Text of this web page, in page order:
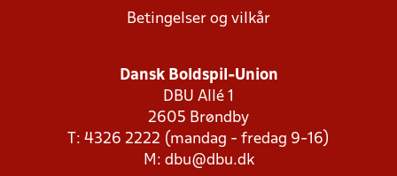
Betingelser og vilkår
Dansk Boldspil-Union
DBU Allé 1
2605 Brøndby
T: 4326 2222 (mandag - fredag 9-16)
M: dbu@dbu.dk